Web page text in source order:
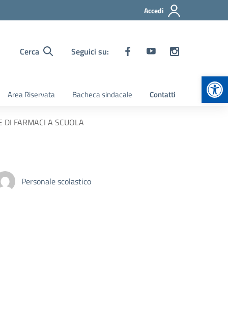
Accedi
Cerca Seguici su:
Area Riservata Bacheca sindacale Contatti
FARMACI A SCUOLA
Personale scolastico